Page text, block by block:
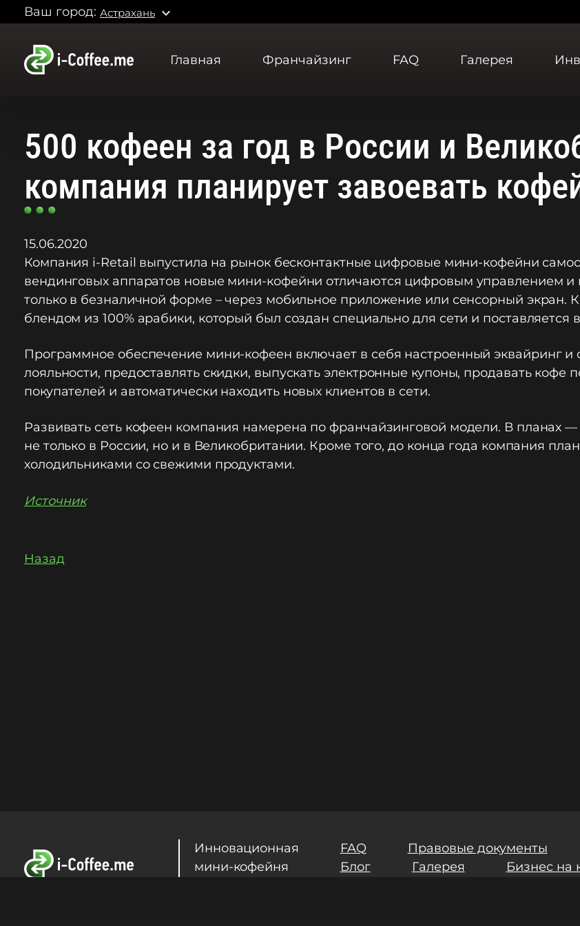
Ваш город: Астрахань expand_more
Главная Франчайзинг FAQ Галерея
500 кофеен за год в России и
компания планирует завоевать
15.06.2020
Компания i-Retail выпустила на рынок бесконтактные цифровые мини-кофейни
вендинговых аппаратов новые мини-кофейни отличаются цифровым управлением и
только в безналичной форме – через мобильное приложение или сенсорный экран.
блендом из 100% арабики, который был создан специально для сети и поставляется
Программное обеспечение мини-кофеен включает в себя настроенный эквайринг и
лояльности, предоставлять скидки, выпускать электронные купоны, продавать
покупателей и автоматически находить новых клиентов в сети.
Развивать сеть кофеен компания намерена по франчайзинговой модели. В планах
не только в России, но и в Великобритании. Кроме того, до конца года компания
холодильниками со свежими продуктами.
Источник
Назад
Инновационная
мини-кофейня
FAQ Правовые документы
Блог
Галерея Бизнес на